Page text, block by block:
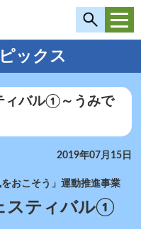
ックス
ィバル①～うみで
2019年07月15日
おこそう」運動推進事業
スティバル①